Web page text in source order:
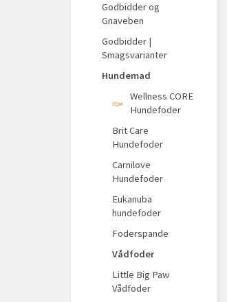
Godbidder og
Gnaveben
Godbidder |
Smagsvarianter
Hundemad
Wellness CORE
Hundefoder
Brit Care
Hundefoder
Carnilove
Hundefoder
Eukanuba
hundefoder
Foderspande
Vådfoder
Little Big Paw
Vådfoder